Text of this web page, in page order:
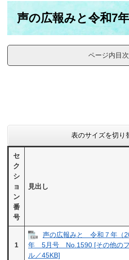
声の広報みと令和7
ページ内目次
表のサイズを切り
セ
ク
シ
ョ
ン
番
号
見出し
1
声の広報みと 令和７年（
年 5月号 No.1590 [その他の
ル／45KB]